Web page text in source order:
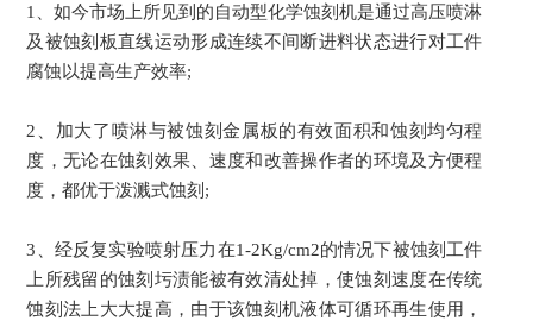
1、如今市场上所见到的自动型化学蚀刻机是通过高压喷淋
及被蚀刻板直线运动形成连续不间断进料状态进行对工件
腐蚀以提高生产效率;
2、加大了喷淋与被蚀刻金属板的有效面积和蚀刻均匀程
度，无论在蚀刻效果、速度和改善操作者的环境及方便程
度，都优于泼溅式蚀刻;
3、经反复实验喷射压力在1-2Kg/cm2的情况下被蚀刻工件
上所残留的蚀刻圬渍能被有效清处掉，使蚀刻速度在传统
蚀刻法上大大提高，由于该蚀刻机液体可循环再生使用，